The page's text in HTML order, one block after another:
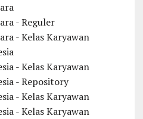
- Reguler
- Kelas Karyawan
- Kelas Karyawan
- Repository
- Kelas Karyawan
- Kelas Karyawan